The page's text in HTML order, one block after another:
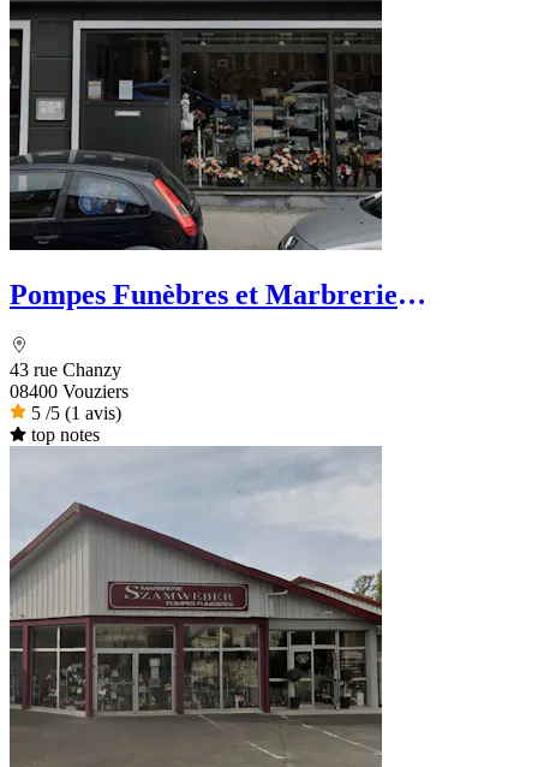
Pompes Funèbres et Marbrerie
43 rue Chanzy
08400 Vouziers
5 /5 (1 avis)
top notes